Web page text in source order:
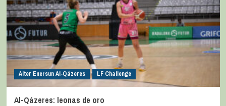
Alter Enersun Al-Qázeres LF Challenge
Al-Qázeres: leonas de oro